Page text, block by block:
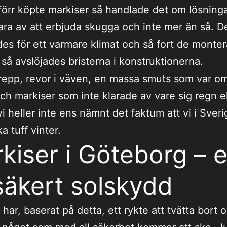
köpte markiser så handlade det om
av att erbjuda skugga och inte mer än så.
för ett varmare klimat och så fort de
avslöjades bristerna i konstruktionerna.
revor i väven, en massa smuts som var
markiser som inte klarade av vare sig regn
heller inte ens nämnt det faktum att vi i
tuff vinter.
i Göteborg –
solskydd
har, baserat på detta, ett rykte att tvätta bort